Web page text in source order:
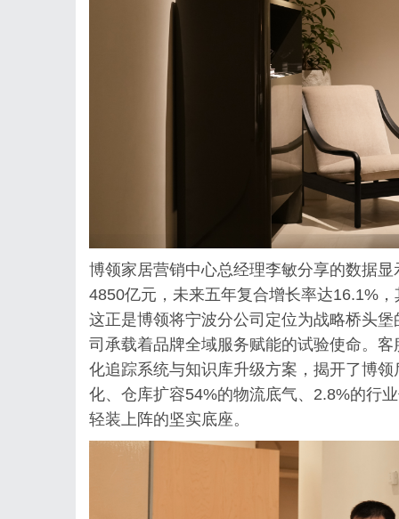
博领家居营销中心总经理李敏分享的数据
4850亿元，未来五年复合增长率达16.1%
这正是博领将宁波分公司定位为战略桥头
司承载着品牌全域服务赋能的试验使命。
化追踪系统与知识库升级方案，揭开了博
化、仓库扩容54%的物流底气、2.8%的
轻装上阵的坚实底座。